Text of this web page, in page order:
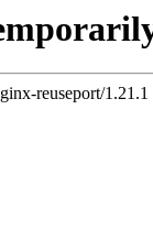
reuseport/1.21.1